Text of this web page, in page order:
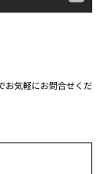
お気軽にお問合せくだ